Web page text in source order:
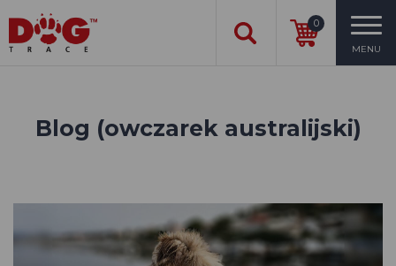
0
MENU
Blog (owczarek australijski)